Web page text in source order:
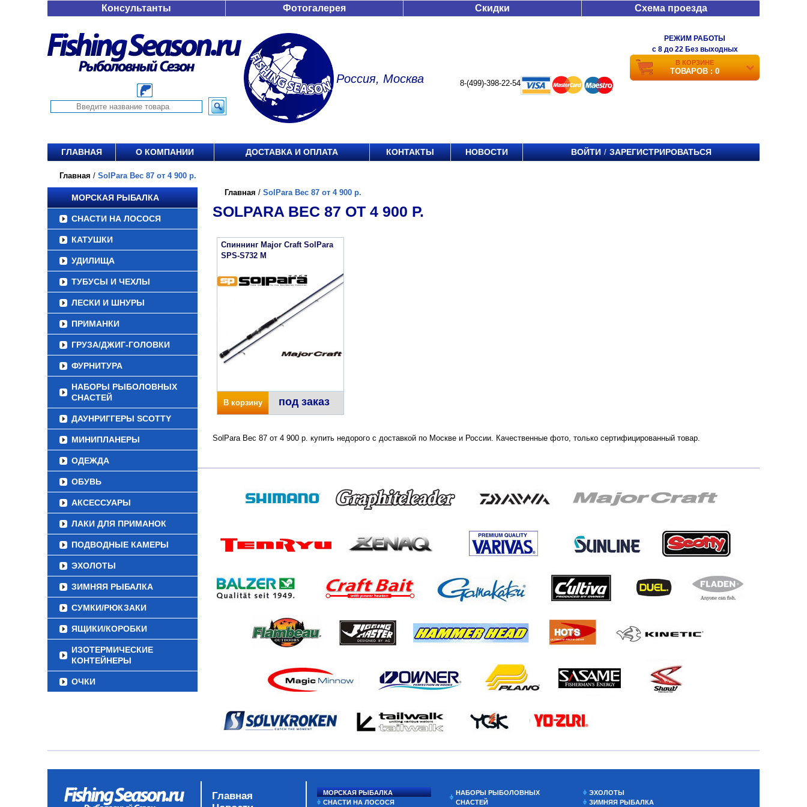
Консультанты Фотогалерея Скидки Схема проезда
Россия, Москва 8-(499)-398-22-54
РЕЖИМ РАБОТЫ
c 8 до 22 Без выходных
В КОРЗИНЕ
ТОВАРОВ : 0
ГЛАВНАЯ О КОМПАНИИ ДОСТАВКА И ОПЛАТА КОНТАКТЫ НОВОСТИ ВОЙТИ / ЗАРЕГИСТРИРОВАТЬСЯ
Главная / SolPara Вес 87 от 4 900 р.
МОРСКАЯ РЫБАЛКА
СНАСТИ НА ЛОСОСЯ
КАТУШКИ
УДИЛИЩА
ТУБУСЫ И ЧЕХЛЫ
ЛЕСКИ И ШНУРЫ
ПРИМАНКИ
ГРУЗА/ДЖИГ-ГОЛОВКИ
ФУРНИТУРА
НАБОРЫ РЫБОЛОВНЫХ
СНАСТЕЙ
ДАУНРИГГЕРЫ SCOTTY
МИНИПЛАНЕРЫ
ОДЕЖДА
ОБУВЬ
АКСЕССУАРЫ
ЛАКИ ДЛЯ ПРИМАНОК
ПОДВОДНЫЕ КАМЕРЫ
ЭХОЛОТЫ
ЗИМНЯЯ РЫБАЛКА
СУМКИ/РЮКЗАКИ
ЯЩИКИ/КОРОБКИ
ИЗОТЕРМИЧЕСКИЕ
КОНТЕЙНЕРЫ
ОЧКИ
Главная / SolPara Вес 87 от 4 900 р.
SOLPARA ВЕС 87 ОТ 4 900 Р.
Спиннинг Major Craft SolPara
SPS-S732 M
В корзину под заказ
SolPara Вес 87 от 4 900 р. купить недорого с доставкой по Москве и России. Качественные фото, только сертифицированный товар.
Главная
МОРСКАЯ РЫБАЛКА
СНАСТИ НА ЛОСОСЯ
НАБОРЫ РЫБОЛОВНЫХ
СНАСТЕЙ
ЭХОЛОТЫ
ЗИМНЯЯ РЫБАЛКА